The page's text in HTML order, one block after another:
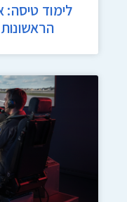
לימוד טיסה: